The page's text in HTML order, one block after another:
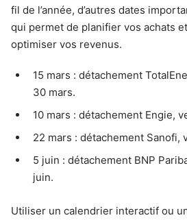
fil de l’année, d’autres dates
qui permet de planifier vos achats
optimiser vos revenus.
15 mars : détachement
30 mars.
10 mars : détachement Engie,
22 mars : détachement Sanofi,
5 juin : détachement BNP
juin.
Utiliser un calendrier interactif ou